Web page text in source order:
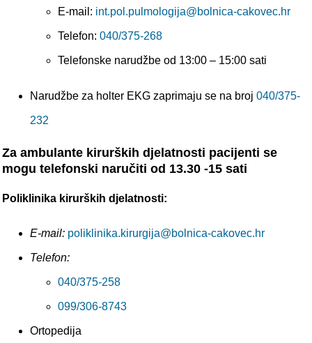
E-mail: int.pol.pulmologija@bolnica-cakovec.hr
Telefon: 040/375-268
Telefonske narudžbe od 13:00 – 15:00 sati
Narudžbe za holter EKG zaprimaju se na broj 040/375-
232
Za ambulante kirurških djelatnosti pacijenti se
mogu telefonski naručiti od 13.30 -15 sati
Poliklinika kirurških djelatnosti:
E-mail: poliklinika.kirurgija@bolnica-cakovec.hr
Telefon:
040/375-258
099/306-8743
Ortopedija